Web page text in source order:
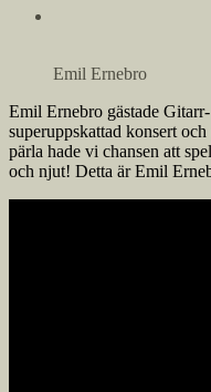
Emil Ernebro
Emil Ernebro gästade
superuppskattad konsert
pärla hade vi chansen att
och njut! Detta är Emil